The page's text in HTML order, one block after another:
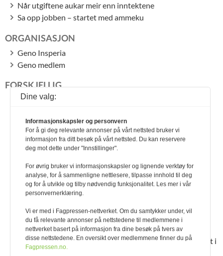
Når utgiftene aukar meir enn inntektene
Sa opp jobben – startet med ammeku
ORGANISASJON
Geno Insperia
Geno medlem
FORSKJELLIG
Besetningene med høyest ytelse i 2023
Dagbok fra Holten gård
Fokus på datakvalitet i overgangen fra kukontrollen til
Eana 360
Jusspalten
Q-bonden
Animalia
Tine
Rettelse til artikkel i Buskap 1/2024
Vil du hjelpe oss å skaffe mer kunnskap om arbeidsmiljøet i
norsk melkeproduksjon?
Dine valg:
Informasjonskapsler og personvern
For å gi deg relevante annonser på vårt nettsted bruker vi
informasjon fra ditt besøk på vårt nettsted. Du kan reservere
deg mot dette under "Innstillinger".
For øvrig bruker vi informasjonskapsler og lignende verktøy for
analyse, for å sammenligne nettlesere, tilpasse innhold til deg
og for å utvikle og tilby nødvendig funksjonalitet. Les mer i vår
personvernerklæring.
Vi er med i Fagpressen-nettverket. Om du samtykker under, vil
du få relevante annonser på nettstedene til medlemmene i
nettverket basert på informasjon fra dine besøk på tvers av
disse nettstedene. En oversikt over medlemmene finner du på
Fagpressen.no.